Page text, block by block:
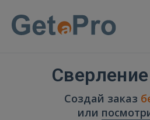
Создай заказ
или